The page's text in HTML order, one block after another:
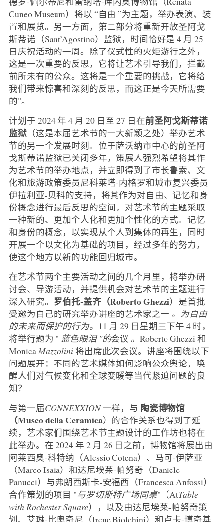
Cuneo Museum）将以 “自由 ”为主题，举办表演、装
置和展览。另一方面，第二部分将重新开放圣阿戈
斯蒂诺（Sant’Agostino）监狱，时间恰好是 4 月 25
日庆祝活动的一周。除了仪式性的火炬游行之外，
这是一次重要的反思，它将让艺术引导我们，拦截
前所未有的公众。这将是一个重要的挑战，它将给
我们带来惊喜和深刻的反思，而这正是今天所需要
的"。
计划于 2024 年 4 月 20 日至 27 日在前圣阿戈斯蒂诺
监狱（这是本届艺术节的一大新颖之处）举办艺术
节的另一个发展时刻。位于萨沃纳市中心的前圣阿
戈斯蒂诺监狱已关闭多年，策展人强烈希望将其作
为艺术节的举办地点，并立即得到了市长鲁索、文
化和旅游政策委员尼科莱塔-内格罗和城市复兴委员
伊拉利亚-贝科的支持，将其作为对自由、记忆和身
份概念进行最后反思的空间，对艺术节的主题采取
一种新的、更加个人化和更加个性化的方式。记忆
和身份的概念，以实现从个人到集体的再生，同时
开展一个以文化为基础的项目，经过多年的努力，
使这个地方以新的功能回归城市。
在艺术节两个主要活动之间的几个月里，将举办研
讨会、导游活动，并提供机会对艺术节的主题进行
深入研究。 罗伯托-盖齐（Roberto Ghezzi）是首批
受邀为自己的研究举办讲座的艺术家之一 。为自由
的未来而保护的行为。 11 月 29 日星期三下午 4 时，
将举行题为 " 蓝色眼泪 "的会议 。 Roberto Ghezzi 和
Monica Mazzolini将出席此次会议。讲座将围绕以下
问题展开：不同的艺术媒体如何影响公众舆论，唤
醒人们对气候变化和全球变暖等当代紧迫问题的良
知？
与第一届CONNEXXION一样，与 陶瓷博物馆
（Museo della Ceramica）的合作关系也得到了延
续，艺术家们围绕艺术节主题设计的工作坊也将在
此举办。在 2024 年 2 月 26 日之前，博物馆将展出由
阿莱西奥-科特纳（Alessio Cotena）、马可-伊萨亚
（Marco Isaia）和达尼埃莱-帕努奇（Daniele
Panucci）与弗朗西斯卡-安福西（Francesca Anfossi）
合作策划的项目 "与罗切斯特广场同桌"（AtTable
with Rochester Square），以及由达尼埃莱-帕努奇策
划、艾琳-比奥奇尼（Irene Biolchini）和卢卡-博奇基